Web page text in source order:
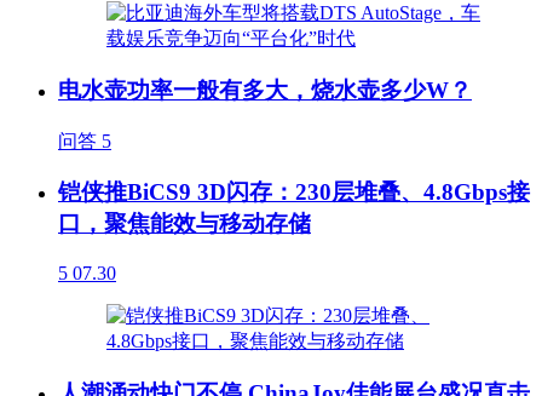
电水壶功率一般有多大，烧水壶多少W？
问答 5
铠侠推BiCS9 3D闪存：230层堆叠、4.8Gbps接
口，聚焦能效与移动存储
5 07.30